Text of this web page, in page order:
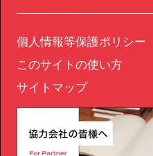
個人情報等保護ポリシー
このサイトの使い方
サイトマップ